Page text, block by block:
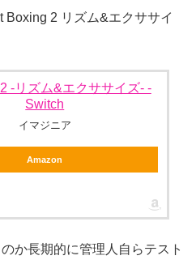
Boxing 2 リズム&エクササイ
-リズム&エクササイズ- -
Switch
イマジニア
Amazon
か長期的に管理人自らテスト